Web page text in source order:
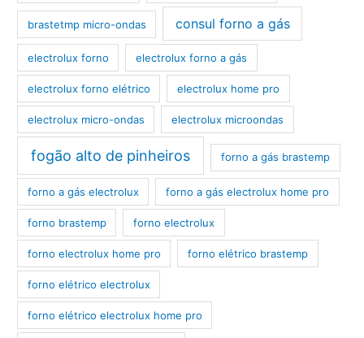
brastetmp micro-ondas consul forno a gás
electrolux forno electrolux forno a gás
electrolux forno elétrico electrolux home pro
electrolux micro-ondas electrolux microondas
fogão alto de pinheiros forno a gás brastemp
forno a gás electrolux forno a gás electrolux home pro
forno brastemp forno electrolux
forno electrolux home pro forno elétrico brastemp
forno elétrico electrolux
forno elétrico electrolux home pro